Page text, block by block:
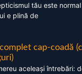
tău este
e plină de
cap-coadă
aceleași întrebări: